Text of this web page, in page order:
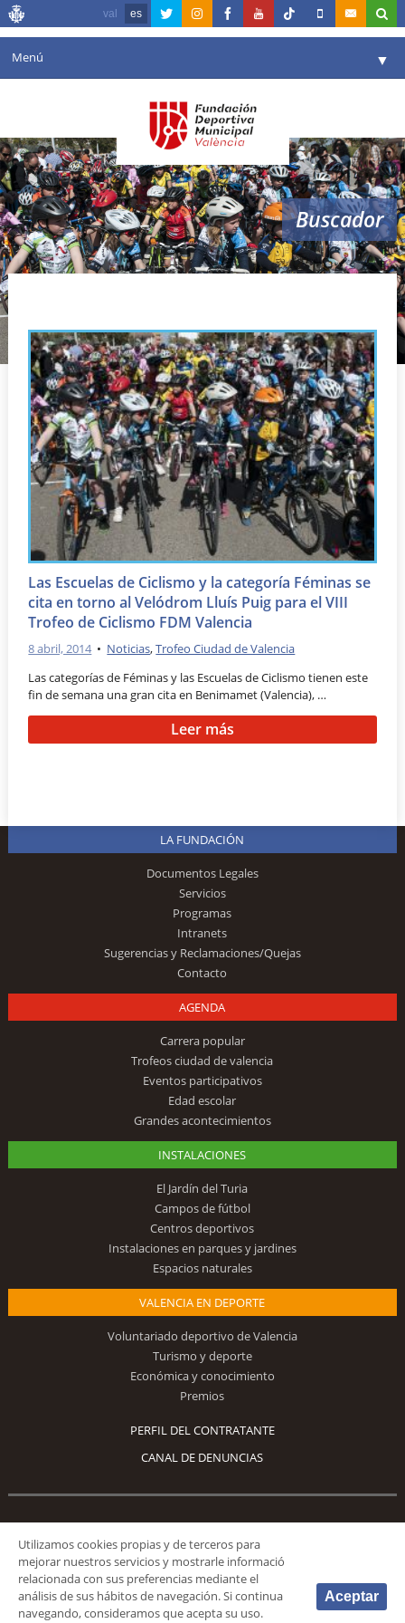
val es
Menú ▼
Agenda
Instalaciones ▼
Comunicación ▼
Valencia en deporte ▼
Reservas
Buscador
trofeo ciclismo fdm valencia
Las Escuelas de Ciclismo y la categoría Féminas se
cita en torno al Velódrom Lluís Puig para el VIII
Trofeo de Ciclismo FDM Valencia
8 abril, 2014 • Noticias,Trofeo Ciudad de Valencia
Las categorías de Féminas y las Escuelas de Ciclismo tienen este
fin de semana una gran cita en Benimamet (Valencia), …
Leer más
LA FUNDACIÓN
Documentos Legales
Servicios
Programas
Intranets
Sugerencias y Reclamaciones/Quejas
Contacto
AGENDA
Carrera popular
Trofeos ciudad de valencia
Eventos participativos
Edad escolar
Grandes acontecimientos
INSTALACIONES
El Jardín del Turia
Campos de fútbol
Centros deportivos
Instalaciones en parques y jardines
Espacios naturales
VALENCIA EN DEPORTE
Voluntariado deportivo de Valencia
Turismo y deporte
Económica y conocimiento
Premios
PERFIL DEL CONTRATANTE
CANAL DE DENUNCIAS
Síguenos
Utilizamos cookies propias y de terceros para
mejorar nuestros servicios y mostrarle informació
relacionada con sus preferencias mediante el
análisis de sus hábitos de navegación. Si continua
navegando, consideramos que acepta su uso.
Aceptar